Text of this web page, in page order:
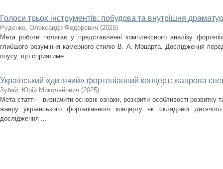
Голоси трьох інструментів: побудова та внутрішня
Руденко, Олександр Федорович (2025)
Мета роботи полягає у представленні комплексного аналізу
глибшого розуміння камерного стилю В. А. Моцарта. Дослідження
опусу, що сприятиме ...
Український «дитячий» фортепіанний концерт: жанрова
Зубай, Юрій Миколайович (2025)
Мета статті – визначити основні ознаки, розкрити особливості
жанру українського фортепіанного концерту як складової
дослідження ...